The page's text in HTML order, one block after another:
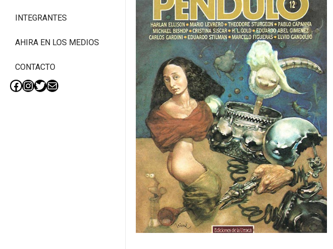
INTEGRANTES
AHIRA EN LOS MEDIOS
CONTACTO
Facebook
Instagram
Twitter
Mail